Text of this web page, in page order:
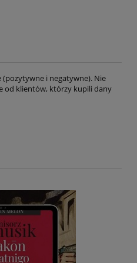
i negatywne). Nie
od klientów, którzy kupili dany